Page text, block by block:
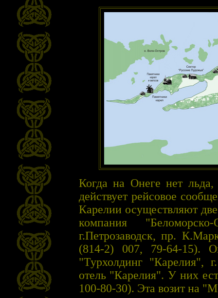
Когда на Онеге нет
действует рейсовое
Карелии осуществляют
компания "Беломорско-
г.Петрозаводск, пр.
(814-2) 007, 79-64-15).
"Турхолдинг "Карелия",
отель "Карелия". У них
100-80-30). Эта возит на